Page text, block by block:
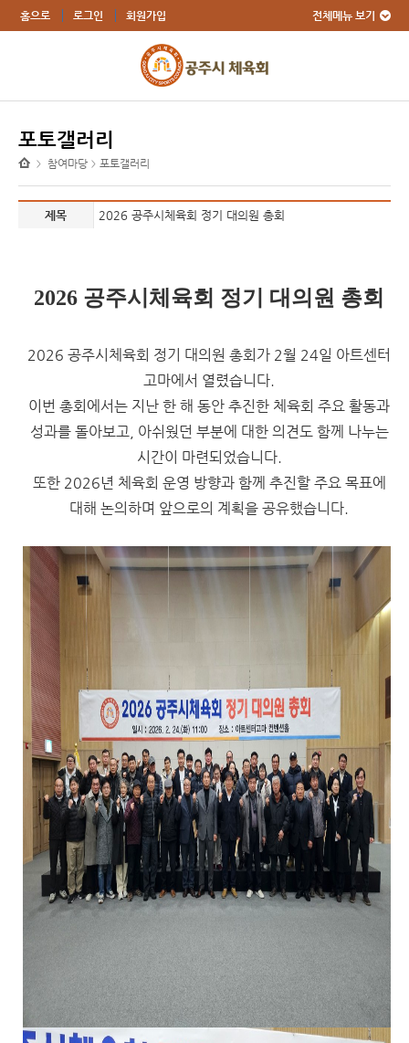
홈으로 로그인 회원가입 전체메뉴 보기
포토갤러리
> 참여마당 > 포토갤러리
제목 2026 공주시체육회 정기 대의원 총회
2026 공주시체육회 정기 대의원 총회
2026 공주시체육회 정기 대의원 총회가 2월 24일 아트센터
고마에서 열렸습니다.
이번 총회에서는 지난 한 해 동안 추진한 체육회 주요 활동과
성과를 돌아보고, 아쉬웠던 부분에 대한 의견도 함께 나누는
시간이 마련되었습니다.
또한 2026년 체육회 운영 방향과 함께 추진할 주요 목표에
대해 논의하며 앞으로의 계획을 공유했습니다.